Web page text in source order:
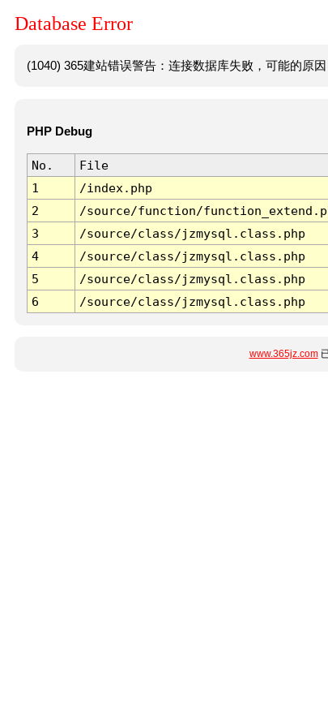
Database Error
(1040) 365建站错误警告：连接数据库失败，可能的原
PHP Debug
No. File
1
/index.php
2
/source/function/
3
/source/class/jzmysql.class.php
4
/source/class/jzmysql.class.php
5
/source/class/jzmysql.class.php
6
/source/class/jzmysql.class.php
www.365jz.com